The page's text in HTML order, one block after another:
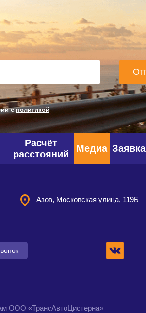
сполитикой
Расчёт
расстояний
Медиа Заявка
Азов, Московская улица, 119Б
ООО «ТрансАвтоЦистерна»